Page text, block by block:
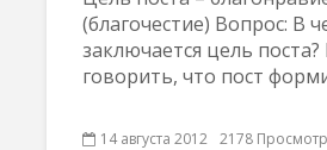
(благочестие) Вопрос: В
заключается цель
говорить, что пост
14 августа 2012 2178